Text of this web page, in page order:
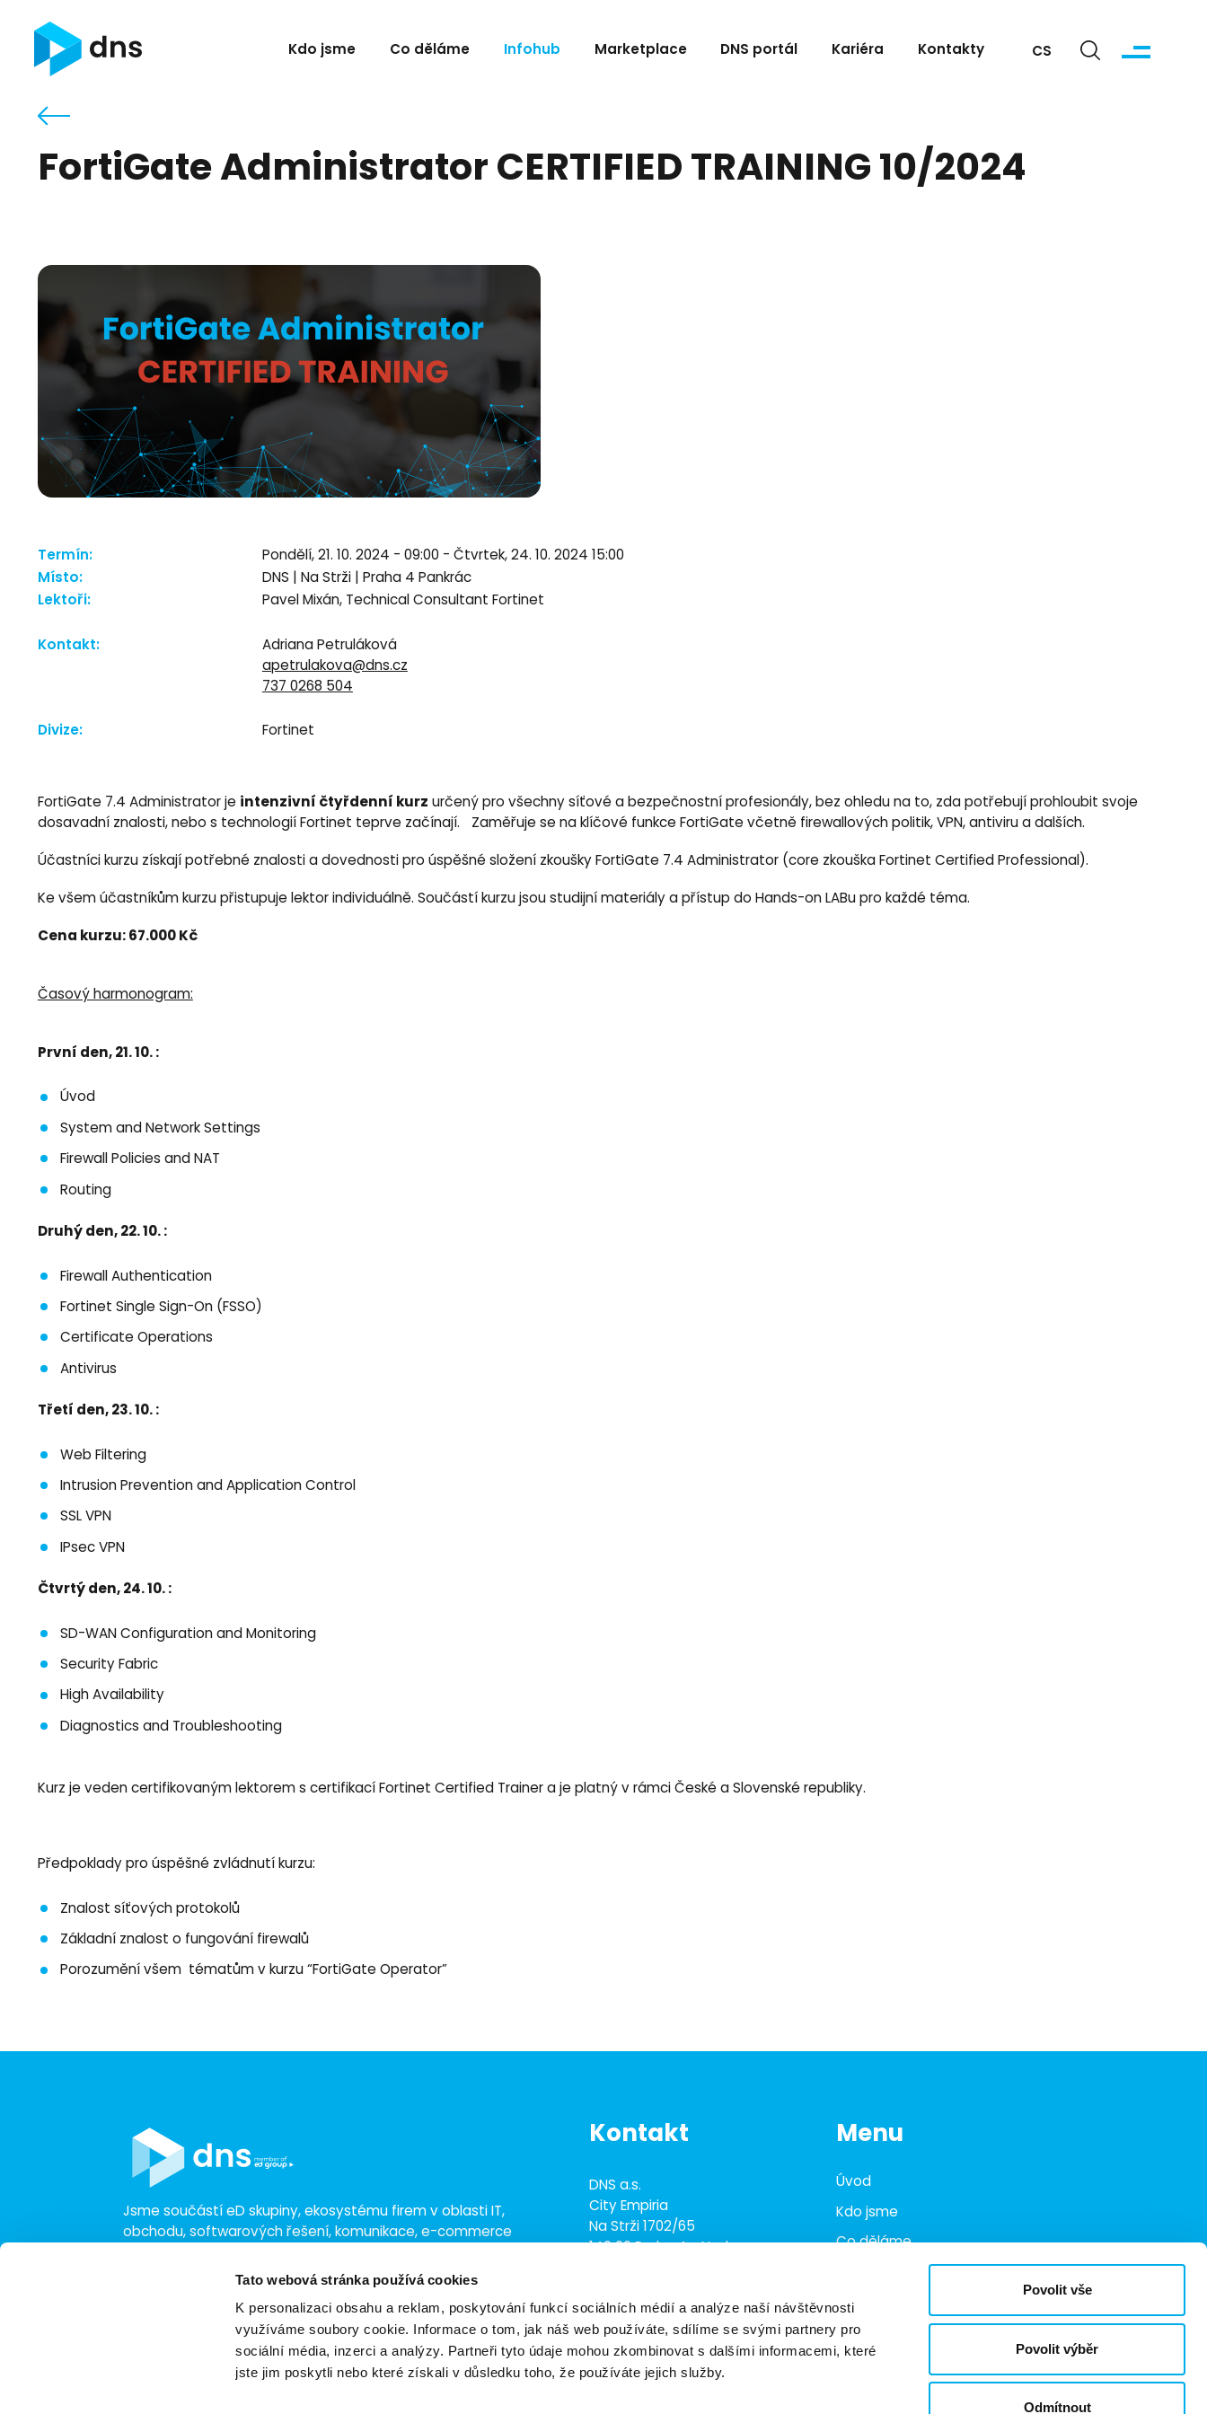
Tato webová stránka používá cookies
K personalizaci obsahu a reklam, poskytování funkcí sociálních médií a analýze naší návštěvnosti
využíváme soubory cookie. Informace o tom, jak náš web používáte, sdílíme se svými partnery pro
sociální média, inzerci a analýzy. Partneři tyto údaje mohou zkombinovat s dalšími informacemi, které
jste jim poskytli nebo které získali v důsledku toho, že používáte jejich služby.
Povolit vše
Povolit výběr
Odmítnout
Kdo jsme Co děláme Infohub Marketplace DNS portál Kariéra Kontakty CS
FortiGate Administrator CERTIFIED TRAINING 10/2024
Termín: Pondělí, 21. 10. 2024 - 09:00 - Čtvrtek, 24. 10. 2024 15:00
Místo: DNS | Na Strži | Praha 4 Pankrác
Lektoři: Pavel Mixán, Technical Consultant Fortinet
Kontakt:
Adriana Petruláková
apetrulakova@dns.cz
737 0268 504
Divize: Fortinet
FortiGate 7.4 Administrator je intenzivní čtyřdenní kurz určený pro všechny síťové a bezpečnostní profesionály, bez ohledu na to, zda potřebují prohloubit svoje
dosavadní znalosti, nebo s technologií Fortinet teprve začínají. Zaměřuje se na klíčové funkce FortiGate včetně firewallových politik, VPN, antiviru a dalších.
Účastníci kurzu získají potřebné znalosti a dovednosti pro úspěšné složení zkoušky FortiGate 7.4 Administrator (core zkouška Fortinet Certified Professional).
Ke všem účastníkům kurzu přistupuje lektor individuálně. Součástí kurzu jsou studijní materiály a přístup do Hands-on LABu pro každé téma.
Cena kurzu: 67.000 Kč
Časový harmonogram:
První den, 21. 10. :
Úvod
System and Network Settings
Firewall Policies and NAT
Routing
Druhý den, 22. 10. :
Firewall Authentication
Fortinet Single Sign-On (FSSO)
Certificate Operations
Antivirus
Třetí den, 23. 10. :
Web Filtering
Intrusion Prevention and Application Control
SSL VPN
IPsec VPN
Čtvrtý den, 24. 10. :
SD-WAN Configuration and Monitoring
Security Fabric
High Availability
Diagnostics and Troubleshooting
Kurz je veden certifikovaným lektorem s certifikací Fortinet Certified Trainer a je platný v rámci České a Slovenské republiky.
Předpoklady pro úspěšné zvládnutí kurzu:
Znalost síťových protokolů
Základní znalost o fungování firewalů
Porozumění všem tématům v kurzu “FortiGate Operator”
Jsme součástí eD skupiny, ekosystému firem v oblasti IT,
obchodu, softwarových řešení, komunikace, e-commerce
a tržbami přesahujícími 16 miliard.
Kontakt
DNS a.s.
City Empiria
Na Strži 1702/65
140 00 Praha 4 - Nusle
dns@dns.cz
Menu
Úvod
Kdo jsme
Co děláme
Marketplace
Kariéra
Kontakty